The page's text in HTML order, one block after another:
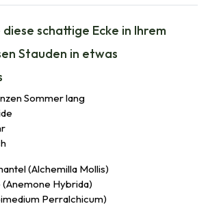
schattige Ecke in Ihrem
Stauden in etwas
Sommer lang
(Alchemilla Mollis)
Hybrida)
Perralchicum)